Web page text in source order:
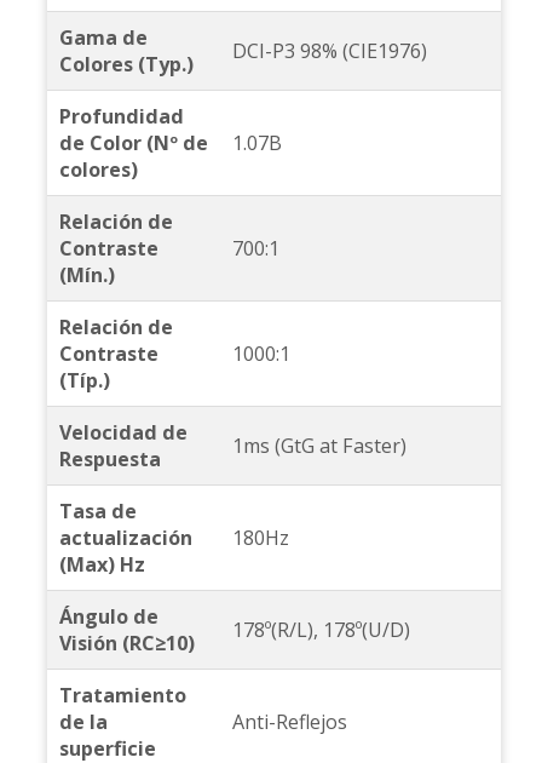
Gama de
Colores (Typ.)
DCI-P3 98% (CIE1976)
Profundidad
de Color (Nº de
colores)
1.07B
Relación de
Contraste
(Mín.)
700:1
Relación de
Contraste
(Típ.)
1000:1
Velocidad de
Respuesta
1ms (GtG at Faster)
Tasa de
actualización
(Max) Hz
180Hz
Ángulo de
Visión (RC≥10)
178º(R/L), 178º(U/D)
Tratamiento
de la
superficie
Anti-Reflejos